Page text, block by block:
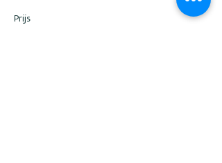
Prijs